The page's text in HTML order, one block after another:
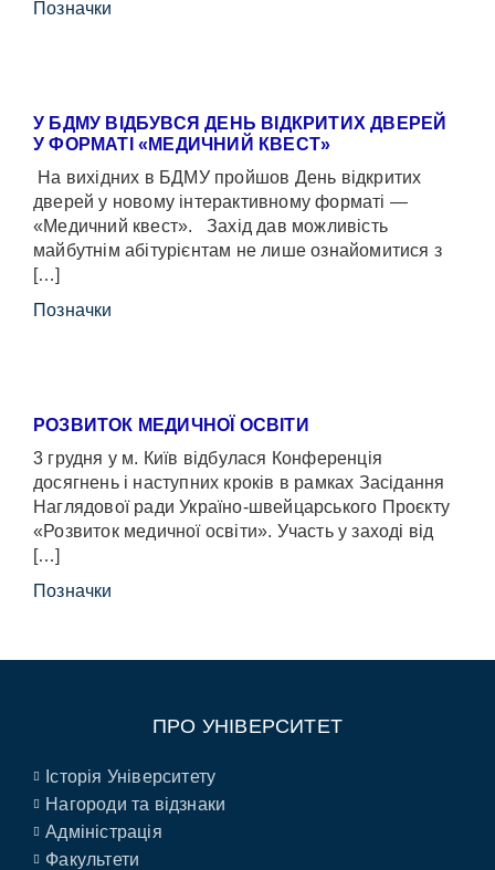
Позначки
У БДМУ ВІДБУВСЯ ДЕНЬ ВІДКРИТИХ ДВЕРЕЙ
У ФОРМАТІ «МЕДИЧНИЙ КВЕСТ»
На вихідних в БДМУ пройшов День відкритих
дверей у новому інтерактивному форматі —
«Медичний квест». Захід дав можливість
майбутнім абітурієнтам не лише ознайомитися з
[…]
Позначки
РОЗВИТОК МЕДИЧНОЇ ОСВІТИ
3 грудня у м. Київ відбулася Конференція
досягнень і наступних кроків в рамках Засідання
Наглядової ради Україно-швейцарського Проєкту
«Розвиток медичної освіти». Участь у заході від
[…]
Позначки
ПРО УНІВЕРСИТЕТ
Історія Університету
Нагороди та відзнаки
Адміністрація
Факультети